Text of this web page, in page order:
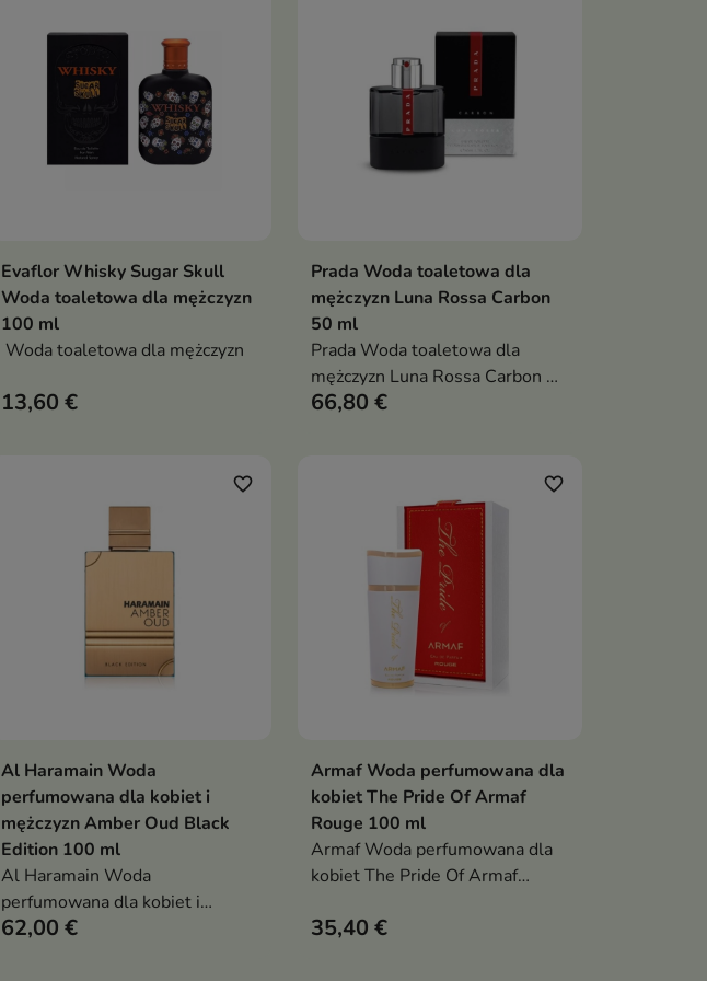
Dodaj do koszyka
Evaflor Whisky Sugar Skull
Woda toaletowa dla mężczyzn
100 ml
Woda toaletowa dla mężczyzn
13,60 €
Dodaj do koszyka
Prada Woda toaletowa dla
mężczyzn Luna Rossa Carbon
50 ml
Prada Woda toaletowa dla
mężczyzn Luna Rossa Carbon 50
ml
66,80 €
Dodaj do koszyka
favorite_border
Al Haramain Woda
perfumowana dla kobiet i
mężczyzn Amber Oud Black
Edition 100 ml
Al Haramain Woda
perfumowana dla kobiet i
mężczyzn Amber Oud Black
62,00 €
Dodaj do koszyka
favorite_border
Armaf Woda perfumowana dla
kobiet The Pride Of Armaf
Rouge 100 ml
Armaf Woda perfumowana dla
kobiet The Pride Of Armaf
35,40 €